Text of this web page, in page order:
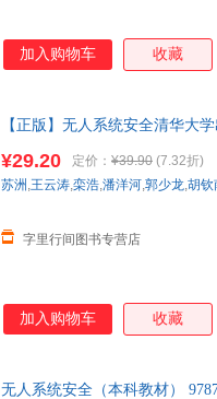
加入购物车 收藏
【正版】无人系统安全清华大
¥29.20 定价： ¥39.90 (7.32折)
字里行间图书专营店
苏洲 ,王云涛,栾浩,潘洋河,郭少龙,胡钦
加入购物车 收藏
无人系统安全（本科教材）